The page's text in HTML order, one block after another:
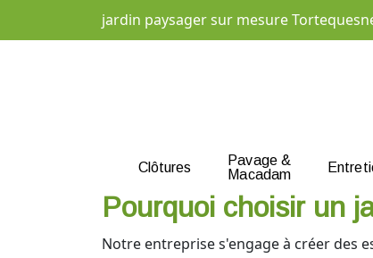
jardin paysager sur mesure
Clôtures
Pavage &
Macadam
Pourquoi choisir un
Notre entreprise s'engage à créer des